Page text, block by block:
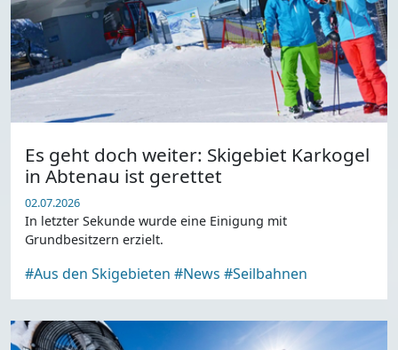
Es geht doch weiter: Skigebiet Karkogel
in Abtenau ist gerettet
02.07.2026
In letzter Sekunde wurde eine Einigung mit
Grundbesitzern erzielt.
#Aus den Skigebieten #News #Seilbahnen